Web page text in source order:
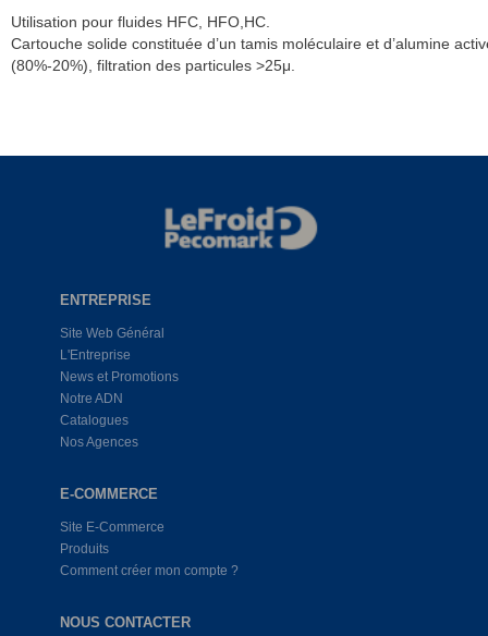
Utilisation pour fluides HFC, HFO,HC.
Cartouche solide constituée d’un tamis moléculaire et d’alumine
(80%-20%), filtration des particules >25μ.
ENTREPRISE
Site Web Général
L'Entreprise
News et Promotions
Notre ADN
Catalogues
Nos Agences
E-COMMERCE
Site E-Commerce
Produits
Comment créer mon compte ?
NOUS CONTACTER